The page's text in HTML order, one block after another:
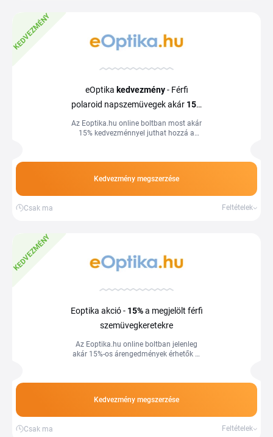
KEDVEZMÉNY
eOptika kedvezmény- Férfi
polaroid napszemüvegek akár 15%
kedvezménnyel
Az Eoptika.hu online boltban most akár
15% kedvezménnyel juthat hozzá a
kedvező árakat és spóroljon még ma a
Kedvezmény megszerzése
Csak ma Feltételek
KEDVEZMÉNY
Eoptika akció - 15%a megjelölt férfi
szemüvegkeretekre
Az Eoptika.hu online boltban jelenleg
akár 15%-os árengedmények érhetők el
kedvező árakat és spóroljon még ma a
Kedvezmény megszerzése
Csak ma Feltételek